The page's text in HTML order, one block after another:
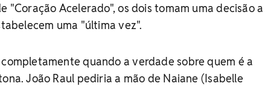
"Coração Acelerado", os dois tomam uma decisão a
uma "última vez".
quando a verdade sobre quem é a
João Raul pediria a mão de Naiane (Isabelle